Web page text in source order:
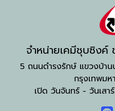
จำหน่ายเคมีชุบซิงค์
5 ถนนดำรงรักษ์ แขวงบ้า
กรุงเทพมห
เปิด วันจันทร์ - วันเสา